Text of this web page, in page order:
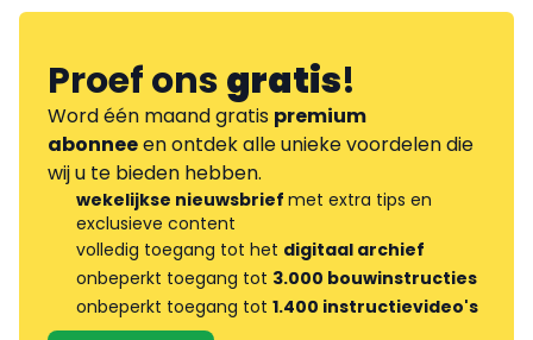
Proef onsgratis!
Word één maand gratis premium
abonneeen ontdek alle unieke voordelen die
wij u te bieden hebben.
wekelijkse nieuwsbrief met extra tips en
exclusieve content
volledig toegang tot het digitaal archief
onbeperkt toegang tot 3.000 bouwinstructies
onbeperkt toegang tot 1.400 instructievideo's